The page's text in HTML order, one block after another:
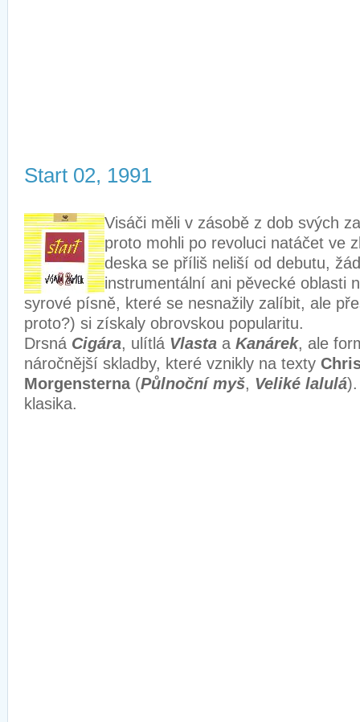
Start 02, 1991
Visáči měli v zásobě z dob svých
proto mohli po revoluci natáčet ve
deska se příliš neliší od debutu,
instrumentální ani pěvecké oblasti
syrové písně, které se nesnažily zalíbit, ale
proto?) si získaly obrovskou popularitu.
Drsná Cigára, ulítlá Vlasta a Kanárek, ale
náročnější skladby, které vznikly na texty
Morgensterna(Půlnoční myš, Veliké lalulá).
klasika.